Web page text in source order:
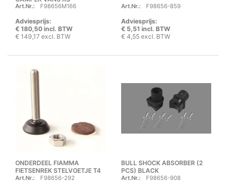
Art.Nr.: F98656M166
Adviesprijs:
€ 180,50 incl. BTW
€ 149,17 excl. BTW
Art.Nr.: F98656-859
Adviesprijs:
€ 5,51 incl. BTW
€ 4,55 excl. BTW
ONDERDEEL FIAMMA
FIETSENREK STELVOETJE T4
Art.Nr.: F98656-292
BULL SHOCK ABSORBER (2
PCS) BLACK
Art.Nr.: F98656-908